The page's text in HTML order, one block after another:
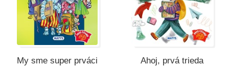
My sme super prváci Ahoj, prvá trieda